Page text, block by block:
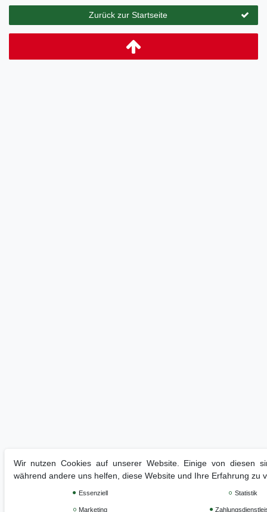
Zurück zur Startseite
Wir nutzen Cookies auf unserer Website. Einige von diesen
während andere uns helfen, diese Website und Ihre Erfahrung zu
Essenziell Statistik
Marketing